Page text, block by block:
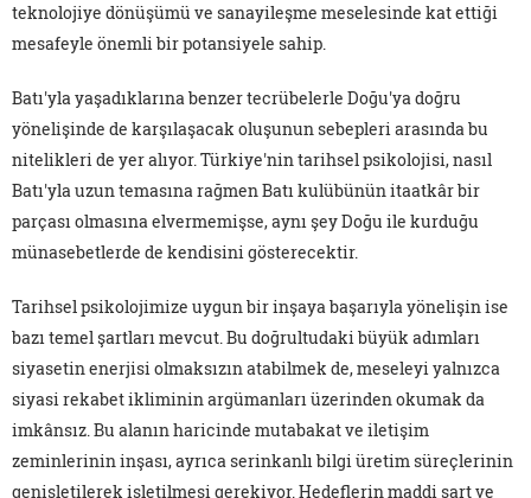
teknolojiye dönüşümü ve sanayileşme meselesinde kat ettiği
mesafeyle önemli bir potansiyele sahip.
Batı'yla yaşadıklarına benzer tecrübelerle Doğu'ya doğru
yönelişinde de karşılaşacak oluşunun sebepleri arasında bu
nitelikleri de yer alıyor. Türkiye'nin tarihsel psikolojisi, nasıl
Batı'yla uzun temasına rağmen Batı kulübünün itaatkâr bir
parçası olmasına elvermemişse, aynı şey Doğu ile kurduğu
münasebetlerde de kendisini gösterecektir.
Tarihsel psikolojimize uygun bir inşaya başarıyla yönelişin ise
bazı temel şartları mevcut. Bu doğrultudaki büyük adımları
siyasetin enerjisi olmaksızın atabilmek de, meseleyi yalnızca
siyasi rekabet ikliminin argümanları üzerinden okumak da
imkânsız. Bu alanın haricinde mutabakat ve iletişim
zeminlerinin inşası, ayrıca serinkanlı bilgi üretim süreçlerinin
genişletilerek işletilmesi gerekiyor. Hedeflerin maddi şart ve